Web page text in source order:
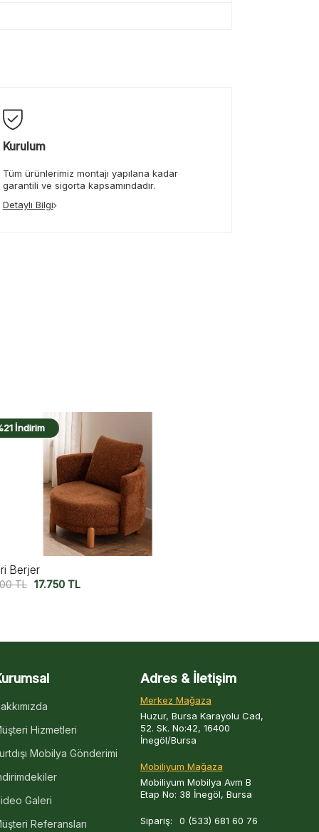
Kurulum
Tüm ürünlerimiz montajı yapılana kadar
garantili ve sigorta kapsamındadır.
Detaylı Bilgi
%22 İndirim
Berjer V2
TL 17.500TL
Hizmetleri
Mobilya Gönderimi
Galeri
Referansları
Adres & İletişim
Merkez Mağaza
Huzur, Bursa Karayolu Cad,
52. Sk. No:42, 16400
İnegöl/Bursa
Mobiliyum Mağaza
Mobiliyum Mobilya Avm B
Etap No: 38 İnegöl, Bursa
Sipariş: 0 (533) 681 60 76